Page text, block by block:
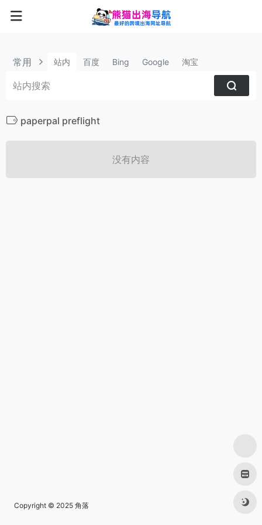
常用 站内 百度 Bing Google 淘宝
paperpal preflight
没有内容
Copyright © 2025 角落